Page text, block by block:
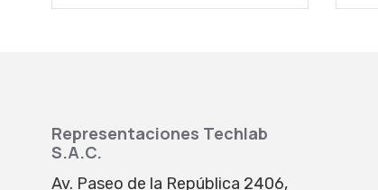
Representaciones Techlab
S.A.C.
Av. Paseo de la República 2406,